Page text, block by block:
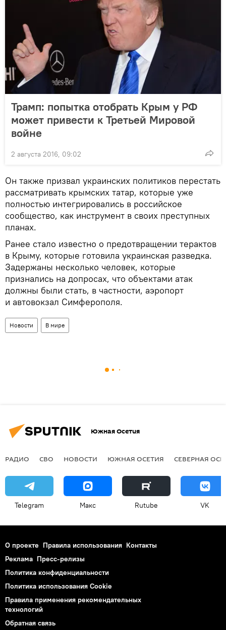
Трамп: попытка отобрать Крым у РФ
может привести к Третьей Мировой
войне
2 августа 2016, 09:02
Он также призвал украинских политиков перестать
рассматривать крымских татар, которые уже
полностью интегрировались в российское
сообщество, как инструмент в своих преступных
планах.
Ранее стало известно о предотвращении терактов
в Крыму, которые готовила украинская разведка.
Задержаны несколько человек, которые
признались на допросах, что объектами атак
должны были стать, в частности, аэропорт
и автовокзал Симферополя.
Новости В мире
Южная Осетия
РАДИО СВО НОВОСТИ ЮЖНАЯ ОСЕТИЯ СЕВЕРНАЯ
Telegram Макс Rutube VK
О проекте Правила использования Контакты
Реклама Пресс-релизы
Политика конфиденциальности
Политика использования Cookie
Правила применения рекомендательных
технологий
Обратная связь